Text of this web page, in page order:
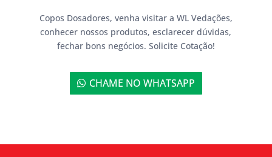
Copos Dosadores, venha visitar a WL Vedações,
conhecer nossos produtos, esclarecer dúvidas,
fechar bons negócios. Solicite Cotação!
CHAME NO WHATSAPP